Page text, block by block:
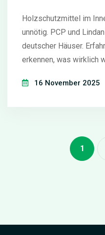
Holzschutzmittel im
unnötig. PCP und
deutscher Häuser.
erkennen, was wirklich
16 November 2025
1